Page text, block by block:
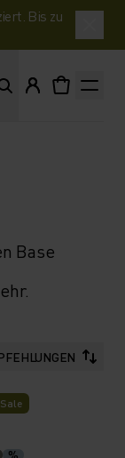
Bis zu
Base
%